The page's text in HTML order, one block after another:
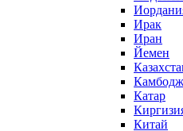
Ирак
Иран
Йемен
Катар
Китай